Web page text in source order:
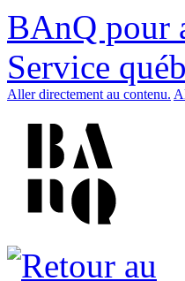
BAnQ pour
Service
Aller directement au contenu.